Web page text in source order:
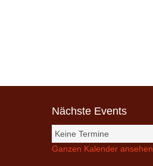
Nächste Events
Keine Termine
Ganzen Kalender ansehen